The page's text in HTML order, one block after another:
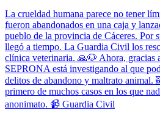
La crueldad humana parece no tener
fueron abandonados en una caja y
pueblo de la provincia de Cáceres. Por
llegó a tiempo. La Guardia Civil los
clínica veterinaria. 🙏🐶 Ahora, gracias
SEPRONA está investigando al que
delitos de abandono y maltrato
primero de muchos casos en los que
anonimato. 📹 Guardia Civil